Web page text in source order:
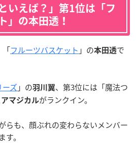
いえば？」第1位は「フ
」の本田透！
「フルーツバスケット 」の本田透で
ズ 」の羽川翼、第3位には「魔法つ
マジカルがランクイン。
らも、顔ぶれの変わらないメンバー
。